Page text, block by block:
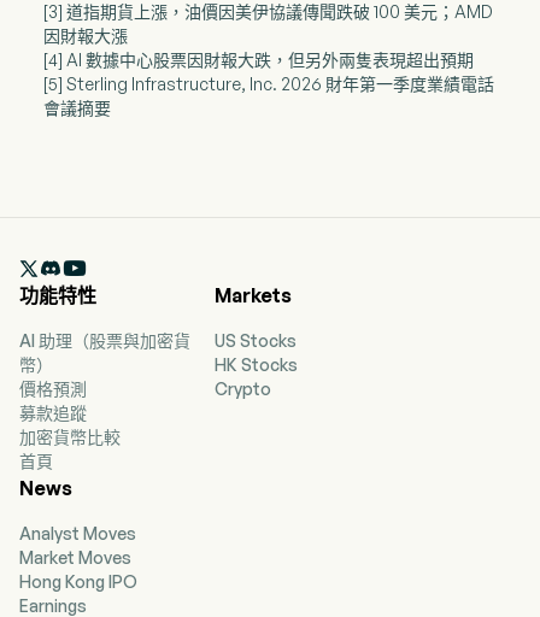
[3] 道指期貨上漲，油價因美伊協議傳聞跌破 100 美元；AMD
因財報大漲
[4] AI 數據中心股票因財報大跌，但另外兩隻表現超出預期
[5] Sterling Infrastructure, Inc. 2026 財年第一季度業績電話
會議摘要

功能特性
AI 助理（股票與加密貨
幣）
價格預測
募款追蹤
加密貨幣比較
首頁
Markets
US Stocks
HK Stocks
Crypto
News
Analyst Moves
Market Moves
Hong Kong IPO
Earnings